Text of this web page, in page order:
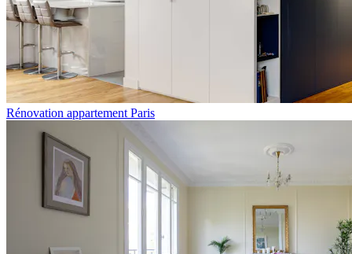
Rénovation appartement Paris